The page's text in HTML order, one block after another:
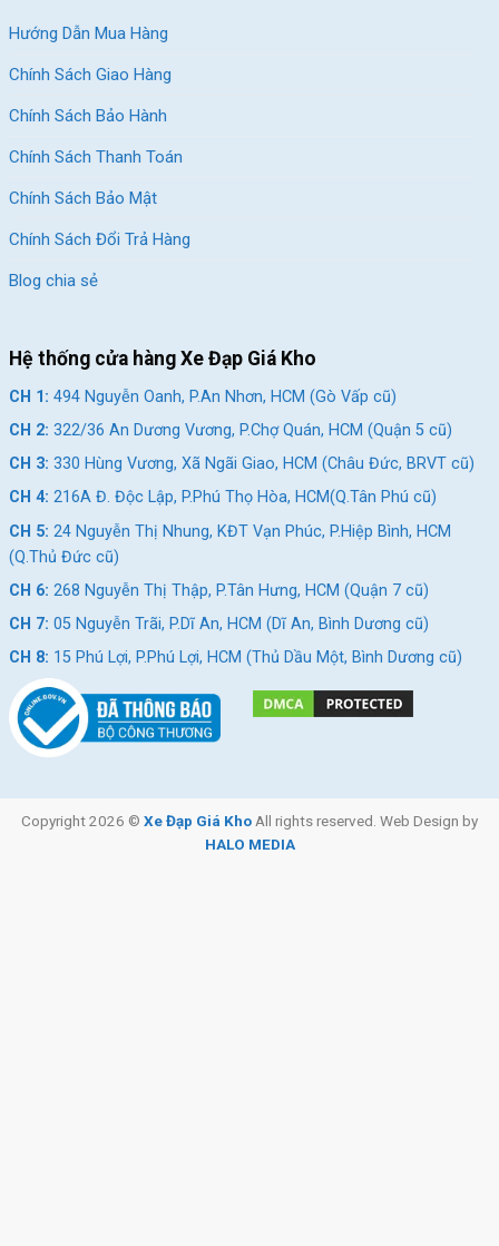
Hướng Dẫn Mua Hàng
Chính Sách Giao Hàng
Chính Sách Bảo Hành
Chính Sách Thanh Toán
Chính Sách Bảo Mật
Chính Sách Đổi Trả Hàng
Blog chia sẻ
Hệ thống cửa hàng Xe Đạp Giá Kho
CH 1: 494 Nguyễn Oanh, P.An Nhơn, HCM (Gò Vấp cũ)
CH 2: 322/36 An Dương Vương, P.Chợ Quán, HCM (Quận 5 cũ)
CH 3: 330 Hùng Vương, Xã Ngãi Giao, HCM (Châu Đức, BRVT cũ)
CH 4: 216A Đ. Độc Lập, P.Phú Thọ Hòa, HCM(Q.Tân Phú cũ)
CH 5: 24 Nguyễn Thị Nhung, KĐT Vạn Phúc, P.Hiệp Bình, HCM
(Q.Thủ Đức cũ)
CH 6: 268 Nguyễn Thị Thập, P.Tân Hưng, HCM (Quận 7 cũ)
CH 7: 05 Nguyễn Trãi, P.Dĩ An, HCM (Dĩ An, Bình Dương cũ)
CH 8: 15 Phú Lợi, P.Phú Lợi, HCM (Thủ Dầu Một, Bình Dương cũ)
Copyright 2026 © Xe Đạp Giá KhoAll rights reserved. Web Design by
HALO MEDIA